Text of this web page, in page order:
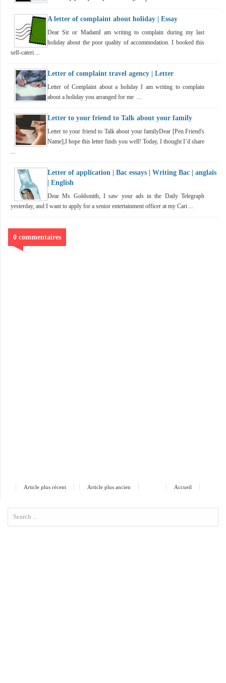
A letter of complaint about holiday | Essay
Dear Sir or MadamI am writing to complain during my last
holiday about the poor quality of accommodation. I booked this
self-cateri ...
Letter of complaint travel agency | Letter
Letter of Complaint about a holiday I am writing to complain
about a holiday you arranged for me ...
Letter to your friend to Talk about your family
Letter to your friend to Talk about your familyDear [Pen Friend's
Name],I hope this letter finds you well! Today, I thought I’d share
Letter of application | Bac essays | Writing Bac | anglais
| English
Dear Ms Goldsmith, I saw your ads in the Daily Telegraph
yesterday, and I want to apply for a senior entertainment officer at my Cari ...
0 commentaires
Article plus récent Article plus ancien Accueil